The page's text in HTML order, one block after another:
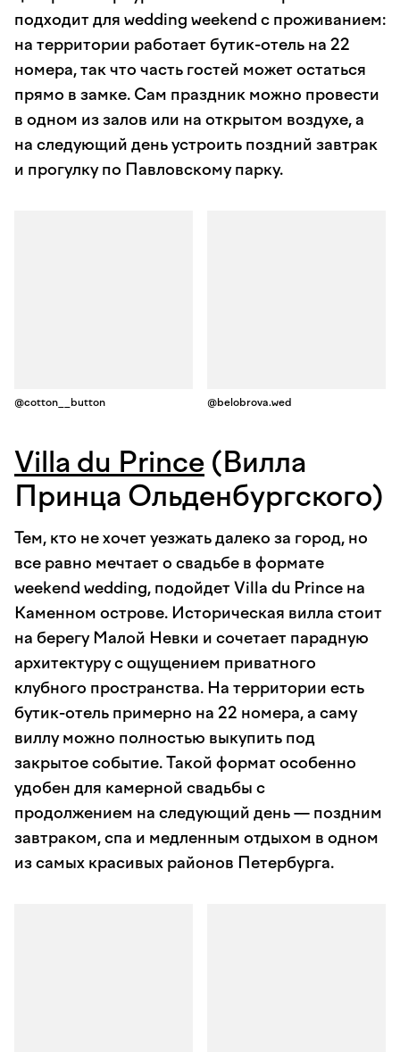
подходит для wedding weekend с проживанием:
на территории работает бутик-отель на 22
номера, так что часть гостей может остаться
прямо в замке. Сам праздник можно провести
в одном из залов или на открытом воздухе, а
на следующий день устроить поздний завтрак
и прогулку по Павловскому парку.
@cotton__button @belobrova.wed
Villa du Prince (Вилла
Принца Ольденбургского)
Тем, кто не хочет уезжать далеко за город, но
все равно мечтает о свадьбе в формате
weekend wedding, подойдет Villa du Prince на
Каменном острове. Историческая вилла стоит
на берегу Малой Невки и сочетает парадную
архитектуру с ощущением приватного
клубного пространства. На территории есть
бутик-отель примерно на 22 номера, а саму
виллу можно полностью выкупить под
закрытое событие. Такой формат особенно
удобен для камерной свадьбы с
продолжением на следующий день — поздним
завтраком, спа и медленным отдыхом в одном
из самых красивых районов Петербурга.